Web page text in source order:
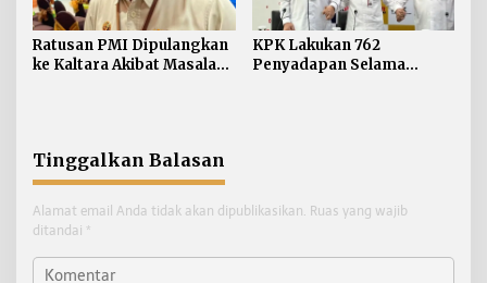
Ratusan PMI Dipulangkan
ke Kaltara Akibat Masalah
KPK Lakukan 762
Penyadapan Selama
Tinggalkan Balasan
Alamat email Anda tidak akan dipublikasikan. Ruas yang wajib
ditandai *